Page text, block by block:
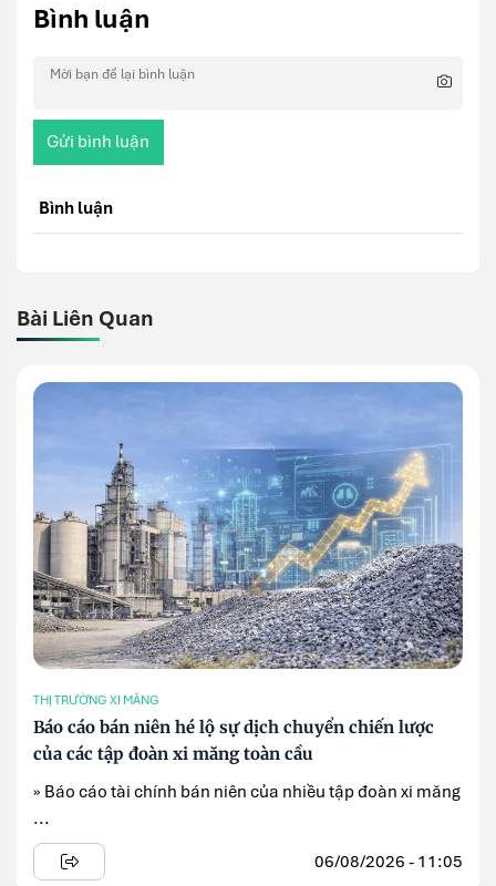
Bình luận
Gửi bình luận
Bình luận
Bài Liên Quan
THỊ TRƯỜNG XI MĂNG
Báo cáo bán niên hé lộ sự dịch chuyển chiến lược
của các tập đoàn xi măng toàn cầu
» Báo cáo tài chính bán niên của nhiều tập đoàn xi măng
...
06/08/2026 - 11:05